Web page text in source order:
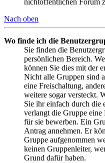
nichtöffentlichen Forum
Nach oben
Wo finde ich die
Sie finden die
persönlichen Bereich.
können Sie dies mit der
Nicht alle Gruppen sind
eine Freischaltung,
weitere sogar versteckt.
Sie ihr einfach durch die
verlangt die Gruppe eine
für sie bewerben. Ein
Antrag annehmen. Er
Gruppe aufgenommen
keinen Gruppenleiter,
Grund dafür haben.